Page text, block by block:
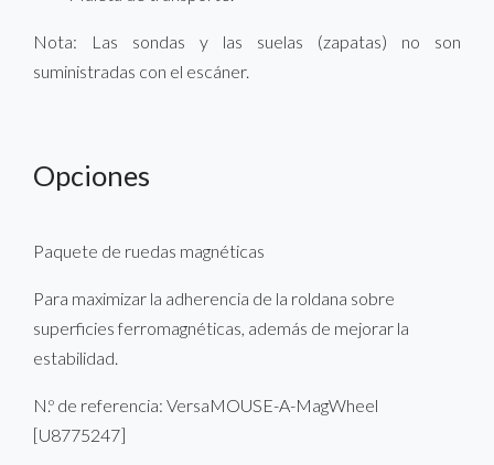
Nota: Las sondas y las suelas (zapatas) no son
suministradas con el escáner.
Opciones
Paquete de ruedas magnéticas
Para maximizar la adherencia de la roldana sobre
superficies ferromagnéticas, además de mejorar la
estabilidad.
N.º de referencia: VersaMOUSE-A-MagWheel
[U8775247]